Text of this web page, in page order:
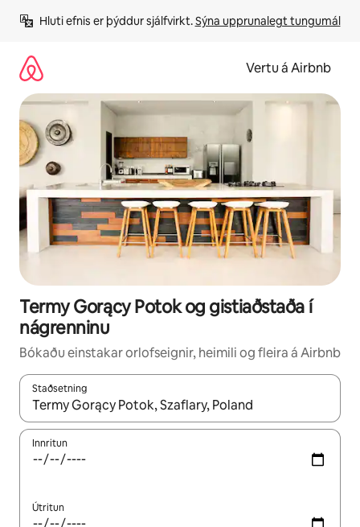
beint
Hluti efnis er þýddur sjálfvirkt. Sýna upprunalegt tungumál
Vertu á Airbnb
Termy Gorący Potok og gistiaðstaða í
nágrenninu
Bókaðu einstakar orlofseignir, heimili og fleira á Airbnb
Staðsetning
Þegar niðurstöður liggja fyrir skaltu nota upp og niður
Innritun
Útritun